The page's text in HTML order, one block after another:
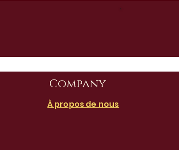
Company
À propos de nous